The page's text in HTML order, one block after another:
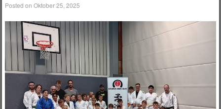
Posted onOktober 25, 2025